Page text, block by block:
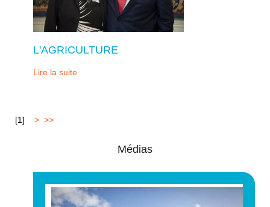
L'AGRICULTURE
Lire la suite
[1] > >>
Médias